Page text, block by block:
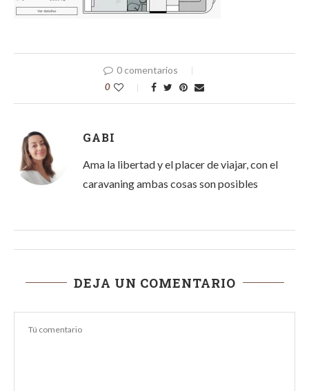
0 comentarios
0
GABI
Ama la libertad y el placer de viajar, con el
caravaning ambas cosas son posibles
DEJA UN COMENTARIO